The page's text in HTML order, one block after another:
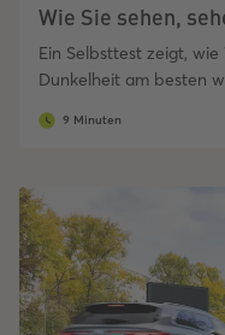
Wie Sie sehen,
Ein Selbsttest zeigt,
Dunkelheit am besten
9 Minuten